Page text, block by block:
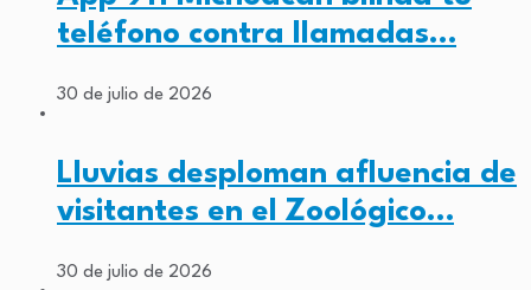
teléfono contra llamadas…
30 de julio de 2026
Lluvias desploman afluencia de
visitantes en el Zoológico…
30 de julio de 2026